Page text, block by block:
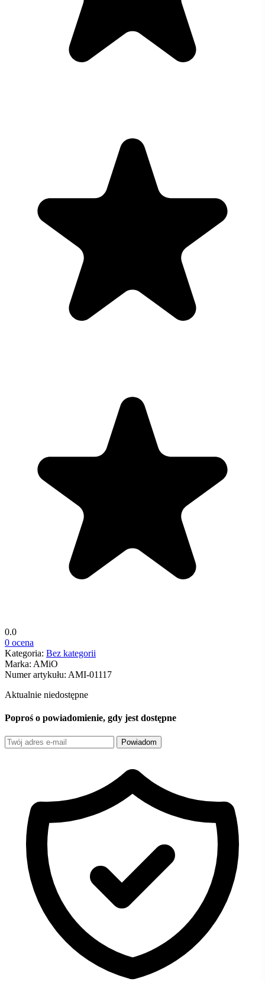
0.0
0 ocena
Kategoria: Bez kategorii
Marka: AMiO
Numer artykułu: AMI-01117
Aktualnie niedostępne
Poproś o powiadomienie, gdy jest dostępne
Powiadom